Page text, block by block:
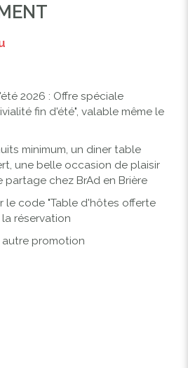
2026 : Offre spéciale
fin d'été", valable même le
minimum, un diner table
une belle occasion de plaisir
chez BrAd en Brière
le code "Table d'hôtes offerte
réservation
promotion